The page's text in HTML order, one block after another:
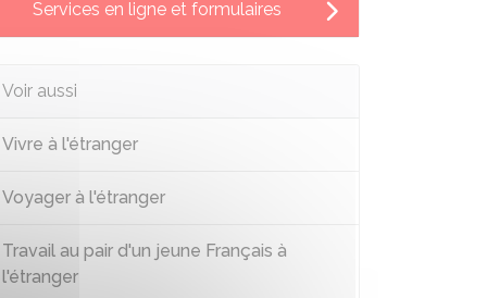
Services en ligne et formulaires
Voir aussi
Vivre à l'étranger
Voyager à l'étranger
Travail au pair d'un jeune Français à
l'étranger